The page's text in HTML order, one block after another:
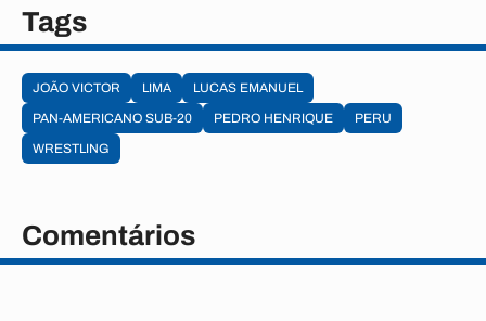
Tags
JOÃO VICTOR LIMA
LUCAS EMANUEL
PAN-AMERICANO SUB-20
PEDRO HENRIQUE
PERU
WRESTLING
Comentários